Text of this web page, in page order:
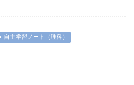
自主学習ノート（理科）